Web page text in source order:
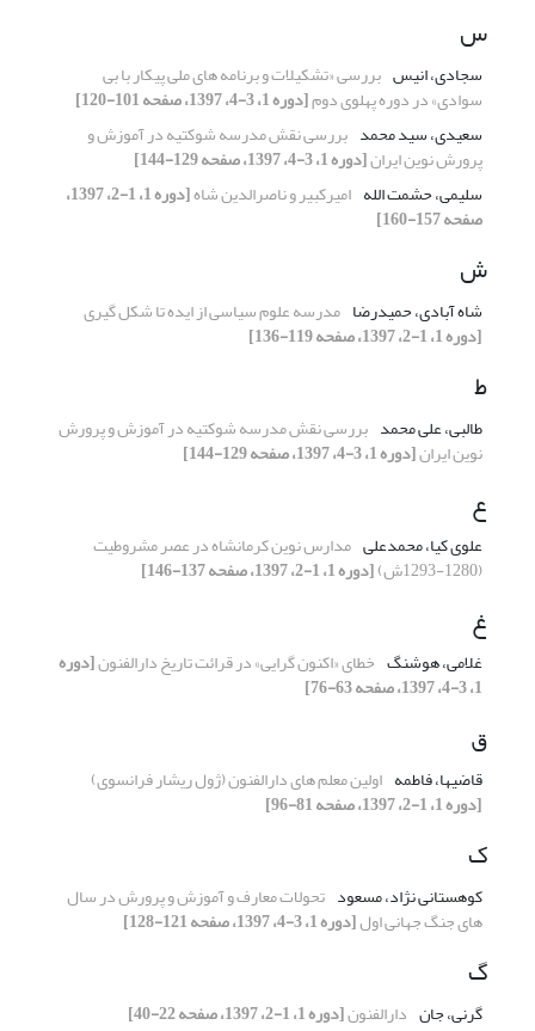
س
سجادی، انیس بررسی «تشکیلات و برنامه های ملی پیکار با بی
سوادی» در دوره پهلوی دوم[دوره 1، 3-4، 1397، صفحه 101-120]
سعیدی، سید محمد بررسی نقش مدرسه شوکتیه در آموزش و
پرورش نوین ایران[دوره 1، 3-4، 1397، صفحه 129-144]
سلیمی، حشمت الله امیرکبیر و ناصرالدین شاه [دوره 1، 1-2، 1397،
صفحه 157-160]
ش
شاه آبادی، حمیدرضا مدرسه علوم سیاسی از ایده تا شکل گیری
[دوره 1، 1-2، 1397، صفحه 119-136]
ط
طالبی، علی محمد بررسی نقش مدرسه شوکتیه در آموزش و پرورش
نوین ایران[دوره 1، 3-4، 1397، صفحه 129-144]
ع
علوی کیا، محمدعلی مدارس نوین کرمانشاه در عصر مشروطیت
(1280-1293ش) [دوره 1، 1-2، 1397، صفحه 137-146]
غ
غلامی، هوشنگ خطای «اکنون گرایی» در قرائت تاریخ دارالفنون[دوره
1، 3-4، 1397، صفحه 63-76]
ق
قاضیها، فاطمه اولین معلم های دارالفنون (ژول ریشار فرانسوی)
[دوره 1، 1-2، 1397، صفحه 81-96]
ک
کوهستانی نژاد، مسعود تحولات معارف و آموزش و پرورش در سال
های جنگ جهانی اول[دوره 1، 3-4، 1397، صفحه 121-128]
گ
گرنی، جان دارالفنون[دوره 1، 1-2، 1397، صفحه 22-40]